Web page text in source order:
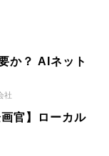
か？ AIネット
社
官】ローカル